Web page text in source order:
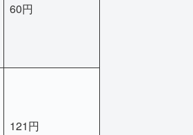
60円
121円